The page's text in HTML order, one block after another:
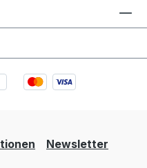
Newsletter
Monochrom